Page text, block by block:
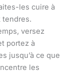
les cuire à
tendres.
versez
portez à
jusqu’à ce que
les